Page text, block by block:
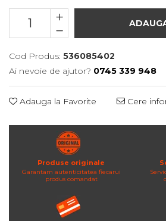
Cod Produs: 536085402
Ai nevoie de ajutor? 0745 339 948
Adauga la Favorite Cere
Produse originale
Garantam autenticitatea fiecarui
produs comandat